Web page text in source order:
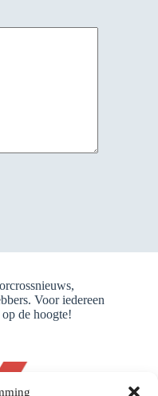
Voor iedereen
de hoogte!